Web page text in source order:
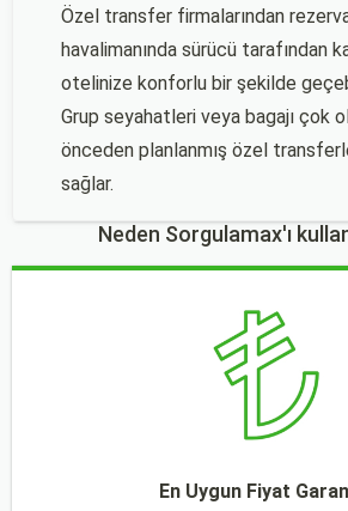
Özel transfer firmalarından
havalimanında sürücü tarafından
otelinize konforlu bir şekilde
Grup seyahatleri veya bagajı çok
önceden planlanmış özel
sağlar.
Neden Sorgulamax'ı
En Uygun Fiyat